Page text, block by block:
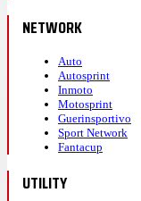
NETWORK
Auto
Autosprint
Inmoto
Motosprint
Guerinsportivo
Sport Network
Fantacup
UTILITY